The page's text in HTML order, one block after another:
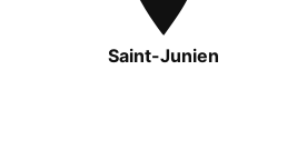
Saint-Junien